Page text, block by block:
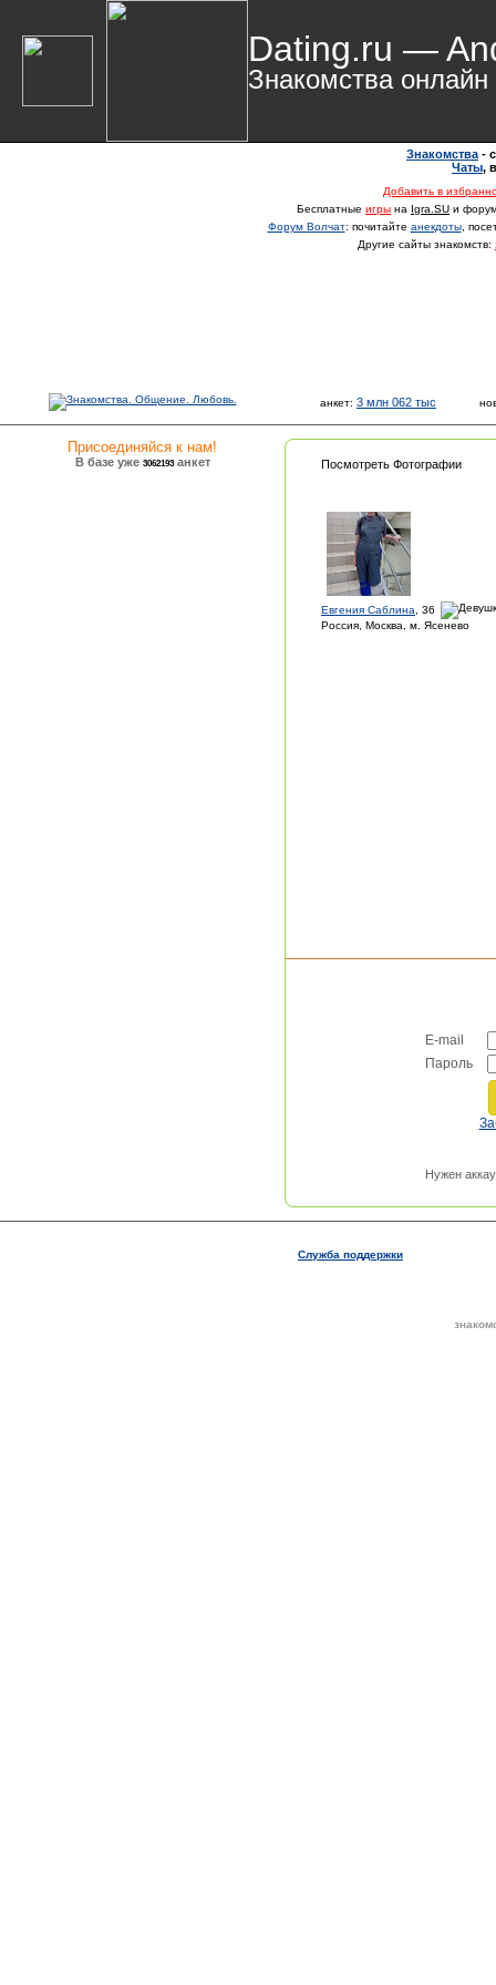
Dating.ru —
Знакомства онлайн
Знакомства -
Чаты,
Добавить в
Бесплатные игры на Igra.SU и
Форум Волчат: почитайте анекдоты,
Другие сайты знакомств:
анкет: 3 млн 062 тыс
Присоединяйся к нам!
В базе уже 3062193анкет Посмотреть Фотографии
Евгения Саблина , 36
Россия, Москва, м. Ясенево
E-mail
Пароль
Нужен
Служба поддержки